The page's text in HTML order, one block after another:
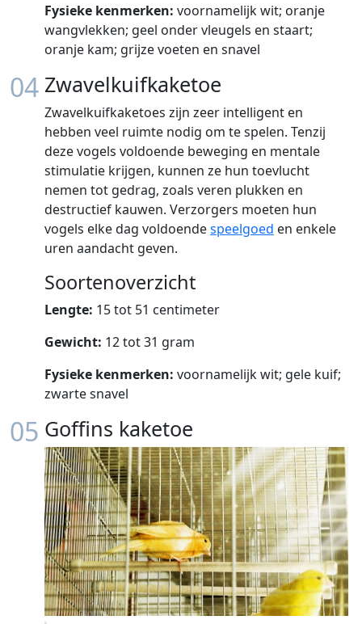
Fysieke kenmerken: voornamelijk wit; oranje
wangvlekken; geel onder vleugels en staart;
oranje kam; grijze voeten en snavel
04 Zwavelkuifkaketoe
Zwavelkuifkaketoes zijn zeer intelligent en
hebben veel ruimte nodig om te spelen. Tenzij
deze vogels voldoende beweging en mentale
stimulatie krijgen, kunnen ze hun toevlucht
nemen tot gedrag, zoals veren plukken en
destructief kauwen. Verzorgers moeten hun
vogels elke dag voldoendespeelgoed en enkele
uren aandacht geven.
Soortenoverzicht
Lengte: 15 tot 51 centimeter
Gewicht: 12 tot 31 gram
Fysieke kenmerken: voornamelijk wit; gele kuif;
zwarte snavel
05 Goffins kaketoe